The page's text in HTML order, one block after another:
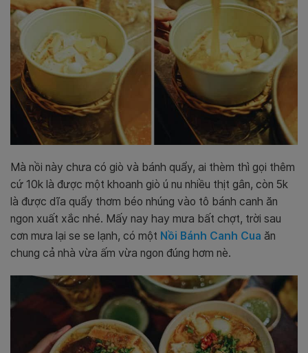
Mà nồi này chưa có giò và bánh quẩy, ai thèm thì gọi thêm
cứ 10k là được một khoanh giò ú nu nhiều thịt gân, còn 5k
là được dĩa quẩy thơm béo nhúng vào tô bánh canh ăn
ngon xuất xắc nhé. Mấy nay hay mưa bất chợt, trời sau
cơn mưa lại se se lạnh, có một Nồi Bánh Canh Cua ăn
chung cả nhà vừa ấm vừa ngon đúng hơm nè.